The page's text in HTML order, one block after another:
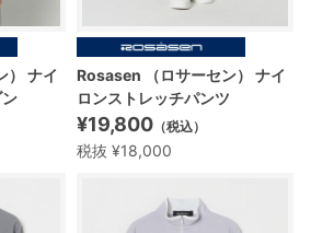
） ナイ
Rosasen （ロサーセン） ナイ
ロンストレッチパンツ
¥19,800 （税込）
税抜 ¥18,000